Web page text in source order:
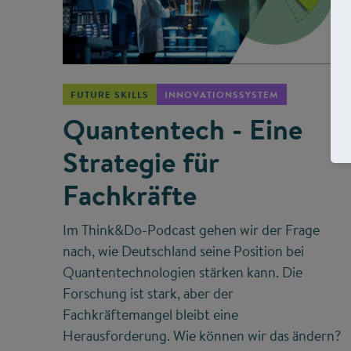
FUTURE SKILLS INNOVATIONSSYSTEM
Quantentech - Eine
Strategie für
Fachkräfte
Im Think&Do-Podcast gehen wir der Frage
nach, wie Deutschland seine Position bei
Quantentechnologien stärken kann. Die
Forschung ist stark, aber der
Fachkräftemangel bleibt eine
Herausforderung. Wie können wir das ändern?